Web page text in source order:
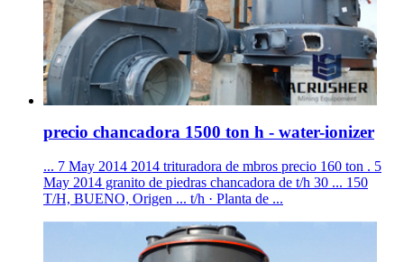
precio chancadora 1500 ton h - water-ionizer
... 7 May 2014 2014 trituradora de mbros precio 160 ton . 5
May 2014 granito de piedras chancadora de t/h 30 ... 150
T/H, BUENO, Origen ... t/h · Planta de ...